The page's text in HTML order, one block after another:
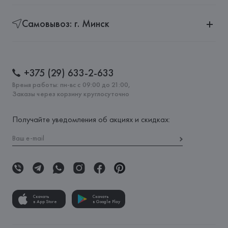
Самовывоз: г. Минск
+375 (29) 633-2-633
Время работы: пн-вс с 09:00 до 21:00,
Заказы через корзину круглосуточно
Получайте уведомления об акциях и скидках:
Скачать
в App Store
Скачать
в Google Play